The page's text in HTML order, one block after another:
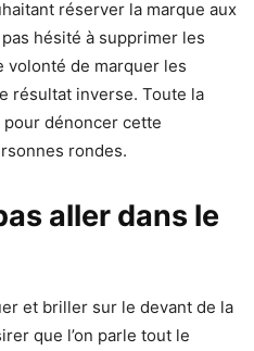
réserver la marque aux
hésité à supprimer les
volonté de marquer les
résultat inverse. Toute la
pour dénoncer cette
rondes.
aller dans le
et briller sur le devant de la
que l’on parle tout le